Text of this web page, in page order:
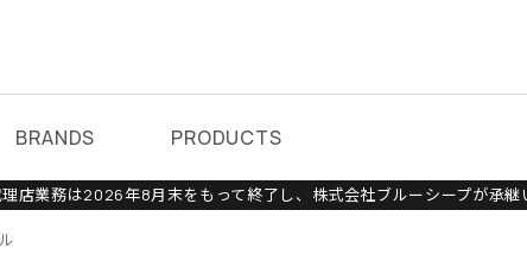
BRANDS PRODUCTS
店業務は2026年8月末をもって終了し、株式会社ブルーシープが承継